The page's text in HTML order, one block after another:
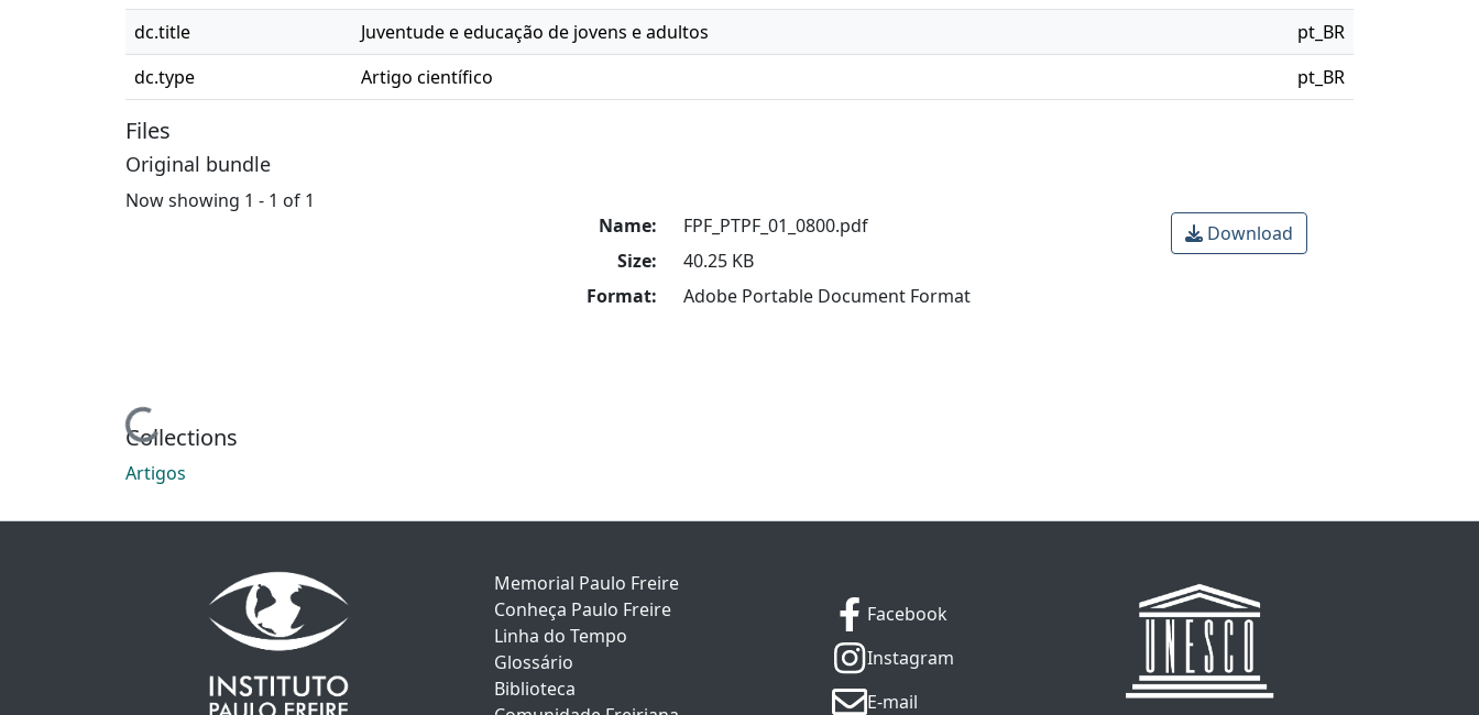
dc.title
Juventude e educação de jovens e adultos
pt_BR
dc.type
Artigo científico pt_BR
Files
Original bundle
Now showing 1 - 1 of 1
Loading...
Name:
FPF_PTPF_01_0800.pdf
Size:
40.25 KB
Format:
Adobe Portable Document Format
Download
Collections
Artigos
Memorial Paulo Freire
Conheça Paulo Freire
Linha do Tempo
Glossário
Biblioteca
Facebook
Instagram
E-mail